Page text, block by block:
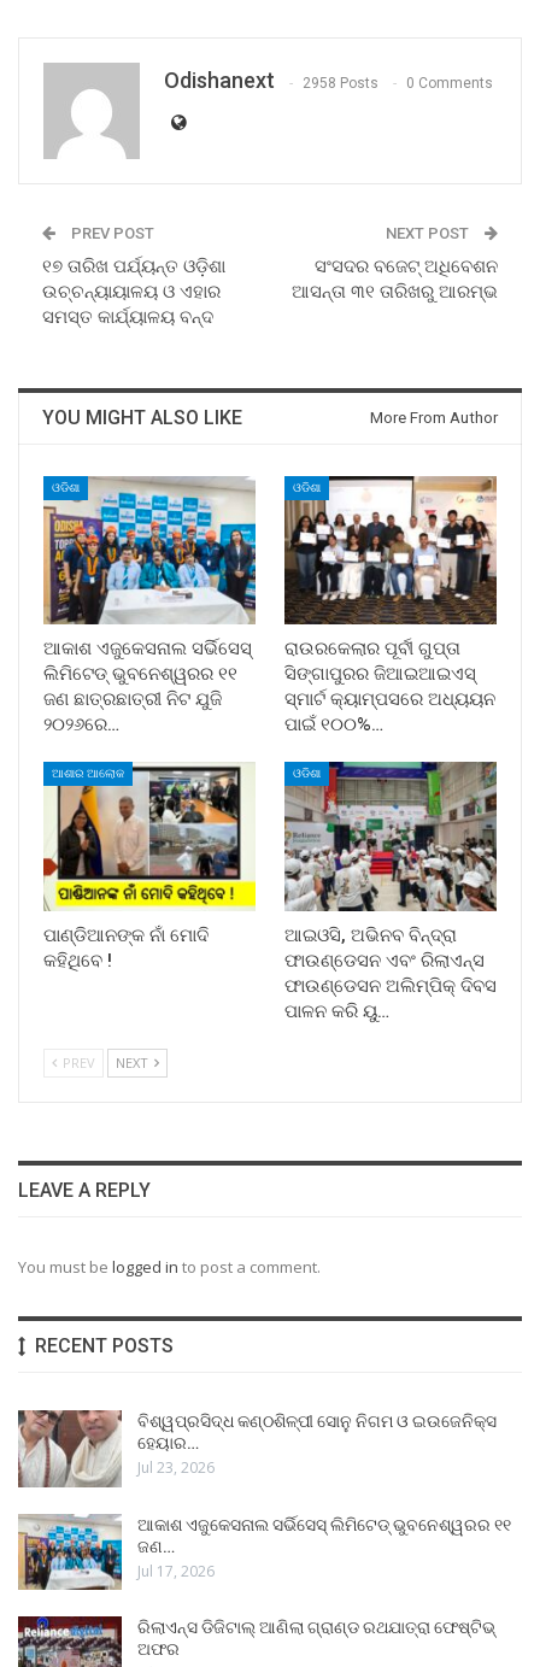
Odishanext 2958 Posts 0 Comments
PREV POST
୧୭ ତାରିଖ ପର୍ଯ୍ୟନ୍ତ ଓଡ଼ିଶା
ଉଚ୍ଚନ୍ୟାୟାଳୟ ଓ ଏହାର
ସମସ୍ତ କାର୍ଯ୍ୟାଳୟ ବନ୍ଦ
NEXT POST
ସଂସଦର ବଜେଟ୍‍ ଅଧିବେଶନ
ଆସନ୍ତା ୩୧ ତାରିଖରୁ ଆରମ୍ଭ
YOU MIGHT ALSO LIKE More From Author
ଓଡିଶା
ଆକାଶ ଏଜୁକେସନାଲ ସର୍ଭିସେସ୍
ଲିମିଟେଡ୍ ଭୁବନେଶ୍ୱରର ୧୧
ଜଣ ଛାତ୍ରଛାତ୍ରୀ ନିଟ ଯୁଜି
୨୦୨୬ରେ…
ଓଡିଶା
ରାଉରକେଲାର ପୂର୍ବୀ ଗୁପ୍ତା
ସିଙ୍ଗାପୁରର ଜିଆଇଆଇଏସ୍
ସ୍ମାର୍ଟ କ୍ୟାମ୍ପସରେ ଅଧ୍ୟୟନ
ପାଇଁ ୧୦୦%…
ଆଶାର ଆଲୋକ
ପାଣ୍ଡିଆନଙ୍କ ନାଁ ମୋଦି
କହିଥିବେ !
ଓଡିଶା
ଆଇଓସି, ଅଭିନବ ବିନ୍ଦ୍ରା
ଫାଉଣ୍ଡେସନ ଏବଂ ରିଲାଏନ୍ସ
ଫାଉଣ୍ଡେସନ ଅଲିମ୍ପିକ୍ ଦିବସ
ପାଳନ କରି ୟୁ…
PREV NEXT
LEAVE A REPLY
You must be logged in to post a comment.
RECENT POSTS
ବିଶ୍ୱପ୍ରସିଦ୍ଧ କଣ୍ଠଶିଳ୍ପୀ ସୋନୁ ନିଗମ ଓ ଇଉଜେନିକ୍ସ
ହେୟାର…
Jul 23, 2026
ଆକାଶ ଏଜୁକେସନାଲ ସର୍ଭିସେସ୍ ଲିମିଟେଡ୍ ଭୁବନେଶ୍ୱରର ୧୧
ଜଣ…
Jul 17, 2026
ରିଲାଏନ୍ସ ଡିଜିଟାଲ୍ ଆଣିଲା ଗ୍ରାଣ୍ଡ ରଥଯାତ୍ରା ଫେଷ୍ଟିଭ୍
ଅଫର